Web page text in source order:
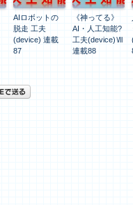
AIロボットの
脱走 工夫
(device) 連載
87
《神ってる》
AI・人工知能?
工夫(device)Ⅶ
連載88